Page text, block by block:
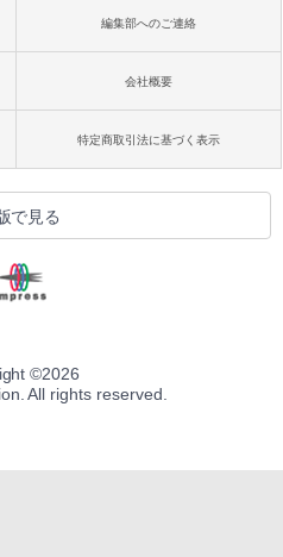
編集部へのご連絡
会社概要
特定商取引法に基づく表示
で見る
©2026
All rights reserved.